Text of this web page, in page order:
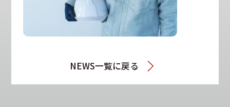
NEWS一覧に戻る